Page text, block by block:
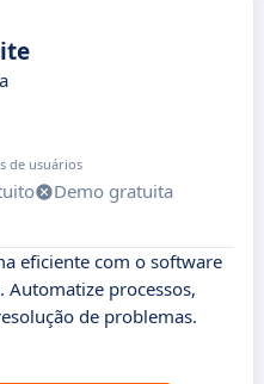
de usuários
Demo gratuita
eficiente com o software
Automatize processos,
de problemas.